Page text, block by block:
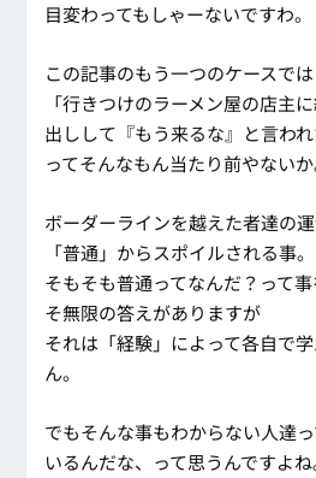
目変わってもしゃーないですわ。
この記事のもう一つのケースでは
「行きつけのラーメン屋の店主
出しして『もう来るな』と言われ
ってそんなもん当たり前やないか
ボーダーラインを越えた者達の
「普通」からスポイルされる事。
そもそも普通ってなんだ？って
そ無限の答えがありますが
それは「経験」によって各自で
ん。
でもそんな事もわからない人達
いるんだな、って思うんですよね